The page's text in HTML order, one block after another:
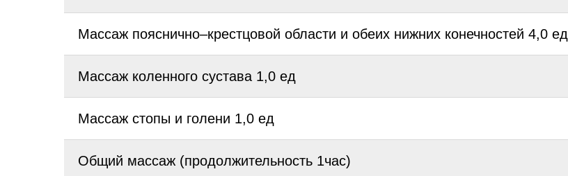
Массаж пояснично–крестцовой области и обеих нижних конечностей 4,0 ед
Массаж коленного сустава 1,0 ед
Массаж стопы и голени 1,0 ед
Общий массаж (продолжительность 1час)